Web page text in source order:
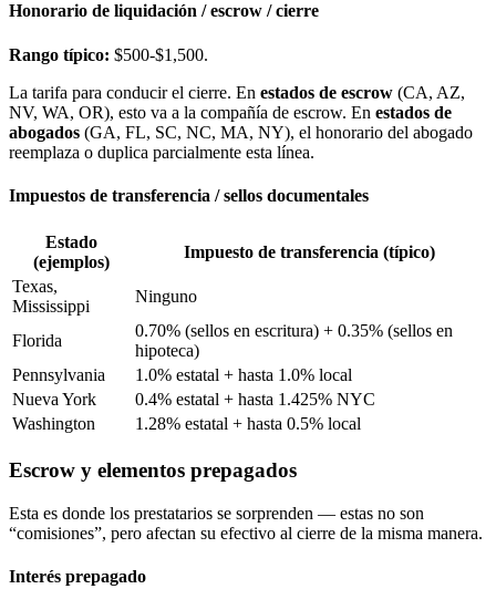
Honorario de liquidación / escrow / cierre
Rango típico: $500-$1,500.
La tarifa para conducir el cierre. En estados de escrow (CA, AZ,
NV, WA, OR), esto va a la compañía de escrow. En estados de
abogados (GA, FL, SC, NC, MA, NY), el honorario del abogado
reemplaza o duplica parcialmente esta línea.
Impuestos de transferencia / sellos documentales
Estado
(ejemplos)
Impuesto de transferencia (típico)
Texas,
Mississippi
Ninguno
Florida
0.70% (sellos en escritura) + 0.35% (sellos en
hipoteca)
Pennsylvania
1.0% estatal + hasta 1.0% local
Nueva York
0.4% estatal + hasta 1.425% NYC
Washington
1.28% estatal + hasta 0.5% local
Escrow y elementos prepagados
Esta es donde los prestatarios se sorprenden — estas no son
“comisiones”, pero afectan su efectivo al cierre de la misma manera.
Interés prepagado